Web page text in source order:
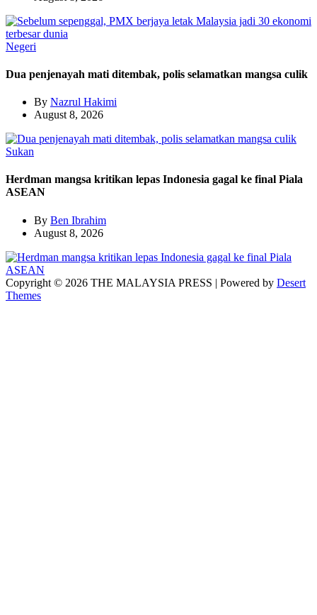
Negeri
Dua penjenayah mati ditembak, polis selamatkan mangsa culik
By Nazrul Hakimi
August 8, 2026
Sukan
Herdman mangsa kritikan lepas Indonesia gagal ke final Piala
ASEAN
By Ben Ibrahim
August 8, 2026
Copyright © 2026 THE MALAYSIA PRESS | Powered by Desert
Themes